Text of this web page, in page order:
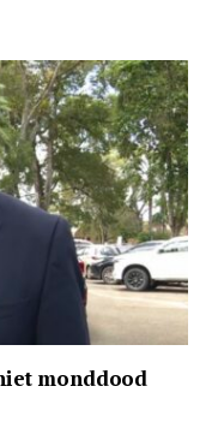
monddood